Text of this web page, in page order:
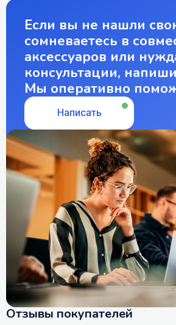
Если вы не нашли
сомневаетесь в
аксессуаров или
консультации,
Мы оперативно
Написать
Отзывы покупателей